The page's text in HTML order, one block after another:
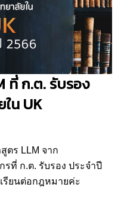
ที่ ก.ต. รับรอง
น UK
ตร LLM จาก
ที่ ก.ต. รับรอง ประจำปี
รียนต่อกฎหมายค่ะ